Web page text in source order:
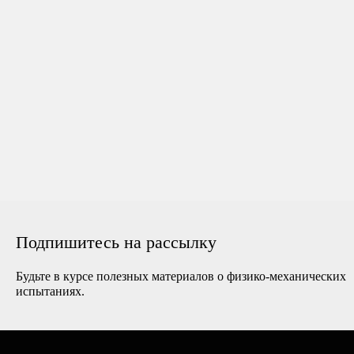
Подпишитесь на рассылку
Будьте в курсе полезных материалов о физико-механических
испытаниях.